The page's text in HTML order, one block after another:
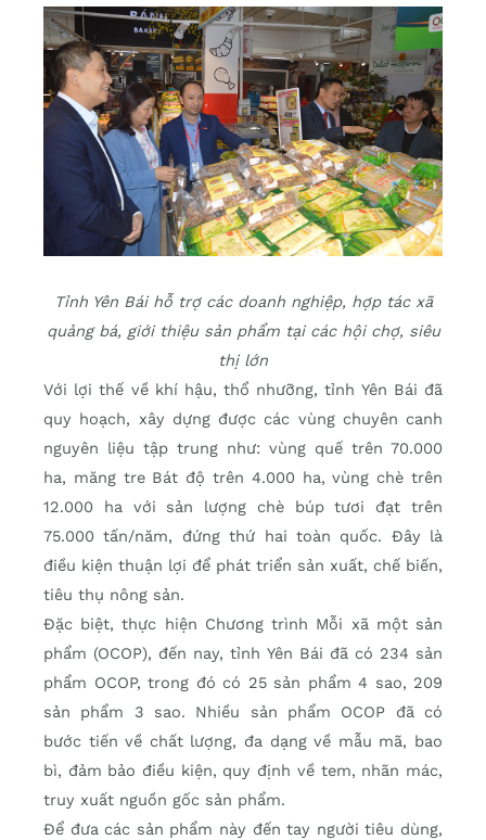
Tỉnh Yên Bái hỗ trợ các doanh nghiệp, hợp tác xã
quảng bá, giới thiệu sản phẩm tại các hội chợ, siêu
thị lớn
Với lợi thế về khí hậu, thổ nhưỡng, tỉnh Yên Bái đã
quy hoạch, xây dựng được các vùng chuyên canh
nguyên liệu tập trung như: vùng quế trên 70.000
ha, măng tre Bát độ trên 4.000 ha, vùng chè trên
12.000 ha với sản lượng chè búp tươi đạt trên
75.000 tấn/năm, đứng thứ hai toàn quốc. Đây là
điều kiện thuận lợi để phát triển sản xuất, chế biến,
tiêu thụ nông sản.
Đặc biệt, thực hiện Chương trình Mỗi xã một sản
phẩm (OCOP), đến nay, tỉnh Yên Bái đã có 234 sản
phẩm OCOP, trong đó có 25 sản phẩm 4 sao, 209
sản phẩm 3 sao. Nhiều sản phẩm OCOP đã có
bước tiến về chất lượng, đa dạng về mẫu mã, bao
bì, đảm bảo điều kiện, quy định về tem, nhãn mác,
truy xuất nguồn gốc sản phẩm.
Để đưa các sản phẩm này đến tay người tiêu dùng,